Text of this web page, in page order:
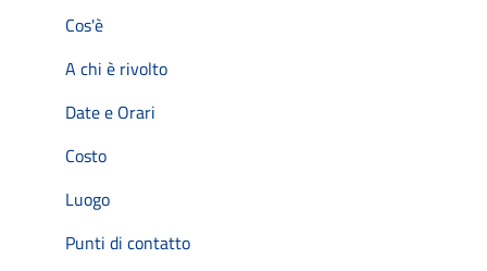
Cos'è
A chi è rivolto
Date e Orari
Costo
Luogo
Punti di contatto